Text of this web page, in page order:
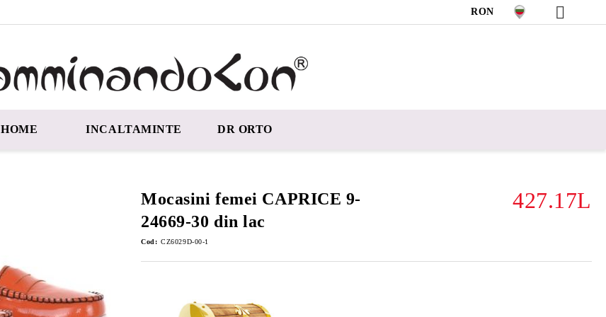
RON
HOME INCALTAMINTE DR ORTO
Mocasini femei CAPRICE 9-
24669-30 din lac
427.17L
Cod: CZ6029D-00-1